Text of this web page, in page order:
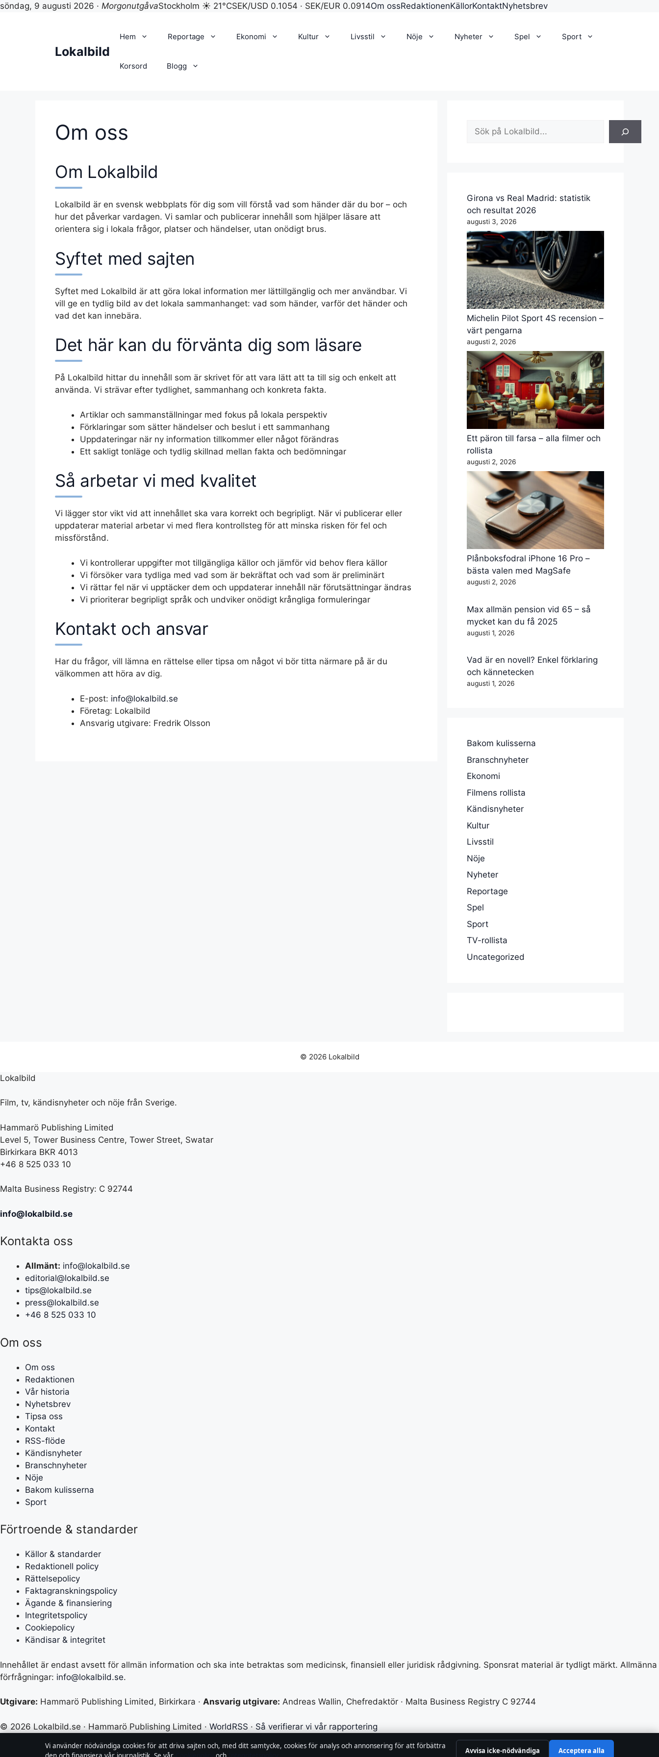
söndag, 9 augusti 2026 · MorgonutgåvaStockholm ☀ 21°CSEK/USD 0.1054 · SEK/EUR 0.0914Om ossRedaktionenKällorKontaktNyhetsbrev
Lokalbild
Hem Reportage Ekonomi Kultur Livsstil Nöje Nyheter Spel Sport
Korsord Blogg
Om oss
Om Lokalbild
Lokalbild är en svensk webbplats för dig som vill förstå vad som händer där du bor – och
hur det påverkar vardagen. Vi samlar och publicerar innehåll som hjälper läsare att
orientera sig i lokala frågor, platser och händelser, utan onödigt brus.
Syftet med sajten
Syftet med Lokalbild är att göra lokal information mer lättillgänglig och mer användbar. Vi
vill ge en tydlig bild av det lokala sammanhanget: vad som händer, varför det händer och
vad det kan innebära.
Det här kan du förvänta dig som läsare
På Lokalbild hittar du innehåll som är skrivet för att vara lätt att ta till sig och enkelt att
använda. Vi strävar efter tydlighet, sammanhang och konkreta fakta.
Artiklar och sammanställningar med fokus på lokala perspektiv
Förklaringar som sätter händelser och beslut i ett sammanhang
Uppdateringar när ny information tillkommer eller något förändras
Ett sakligt tonläge och tydlig skillnad mellan fakta och bedömningar
Så arbetar vi med kvalitet
Vi lägger stor vikt vid att innehållet ska vara korrekt och begripligt. När vi publicerar eller
uppdaterar material arbetar vi med flera kontrollsteg för att minska risken för fel och
missförstånd.
Vi kontrollerar uppgifter mot tillgängliga källor och jämför vid behov flera källor
Vi försöker vara tydliga med vad som är bekräftat och vad som är preliminärt
Vi rättar fel när vi upptäcker dem och uppdaterar innehåll när förutsättningar ändras
Vi prioriterar begripligt språk och undviker onödigt krångliga formuleringar
Kontakt och ansvar
Har du frågor, vill lämna en rättelse eller tipsa om något vi bör titta närmare på är du
välkommen att höra av dig.
E-post: info@lokalbild.se
Företag: Lokalbild
Ansvarig utgivare: Fredrik Olsson
Sök
Girona vs Real Madrid: statistik
och resultat 2026
augusti 3, 2026
Michelin Pilot Sport 4S recension –
värt pengarna
augusti 2, 2026
Ett päron till farsa – alla filmer och
rollista
augusti 2, 2026
Plånboksfodral iPhone 16 Pro –
bästa valen med MagSafe
augusti 2, 2026
Max allmän pension vid 65 – så
mycket kan du få 2025
augusti 1, 2026
Vad är en novell? Enkel förklaring
och kännetecken
augusti 1, 2026
Bakom kulisserna
Branschnyheter
Ekonomi
Filmens rollista
Kändisnyheter
Kultur
Livsstil
Nöje
Nyheter
Reportage
Spel
Sport
TV-rollista
Uncategorized
© 2026 Lokalbild
Lokalbild
Film, tv, kändisnyheter och nöje från Sverige.
Hammarö Publishing Limited
Level 5, Tower Business Centre, Tower Street, Swatar
Birkirkara BKR 4013
+46 8 525 033 10
Malta Business Registry: C 92744
info@lokalbild.se
Kontakta oss
Allmänt: info@lokalbild.se
editorial@lokalbild.se
tips@lokalbild.se
press@lokalbild.se
+46 8 525 033 10
Om oss
Om oss
Redaktionen
Vår historia
Nyhetsbrev
Tipsa oss
Kontakt
RSS-flöde
Kändisnyheter
Branschnyheter
Nöje
Bakom kulisserna
Sport
Förtroende & standarder
Källor & standarder
Redaktionell policy
Rättelsepolicy
Faktagranskningspolicy
Ägande & finansiering
Integritetspolicy
Cookiepolicy
Kändisar & integritet
Innehållet är endast avsett för allmän information och ska inte betraktas som medicinsk, finansiell eller juridisk rådgivning. Sponsrat material är tydligt märkt. Allmänna
förfrågningar: info@lokalbild.se.
Utgivare: Hammarö Publishing Limited, Birkirkara · Ansvarig utgivare: Andreas Wallin, Chefredaktör · Malta Business Registry C 92744
© 2026 Lokalbild.se · Hammarö Publishing Limited · WorldRSS · Så verifierar vi vår rapportering
Vi använder nödvändiga cookies för att driva sajten och, med ditt samtycke, cookies för analys och annonsering för att förbättra
Avvisa icke-nödvändiga Acceptera alla